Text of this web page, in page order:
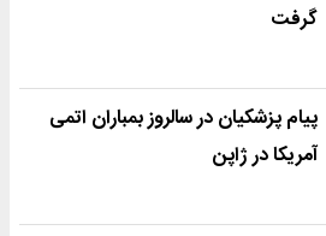
گرفت
پیام پزشکیان در سالروز بمباران اتمی
آمریکا در ژاپن